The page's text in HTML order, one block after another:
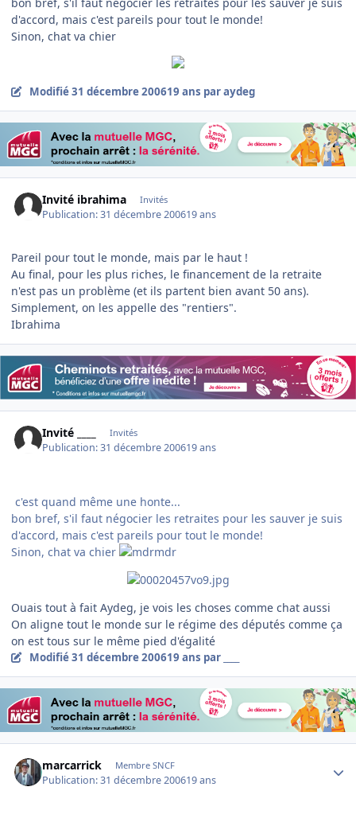
d'accord, mais c'est pareils pour tout le monde!
Sinon, chat va chier
Modifié31 décembre 200619 ans par aydeg
Invité ibrahima Invités
Publication:31 décembre 200619 ans
Pareil pour tout le monde, mais par le haut !
Au final, pour les plus riches, le financement de la retraite
n'est pas un problème (et ils partent bien avant 50 ans).
Simplement, on les appelle des "rentiers".
Ibrahima
Invité ____ Invités
Publication:31 décembre 200619 ans
c'est quand même une honte...
bon bref, s'il faut négocier les retraites pour les sauver je suis
d'accord, mais c'est pareils pour tout le monde!
Sinon, chat va chier
Ouais tout à fait Aydeg, je vois les choses comme chat aussi
On aligne tout le monde sur le régime des députés comme ça
on est tous sur le même pied d'égalité
Modifié31 décembre 200619 ans par ____
marcarrick Membre SNCF
Publication:31 décembre 200619 ans